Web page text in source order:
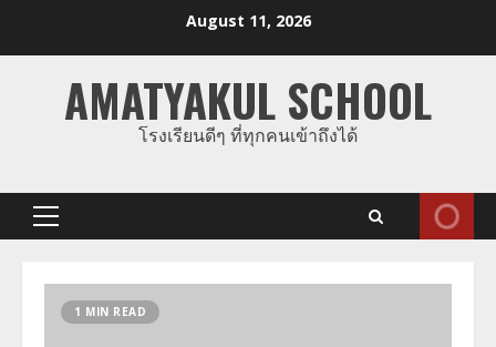
August 11, 2026
AMATYAKUL SCHOOL
โรงเรียนดีๆ ที่ทุกคนเข้าถึงได้
Primary
1 MIN READ